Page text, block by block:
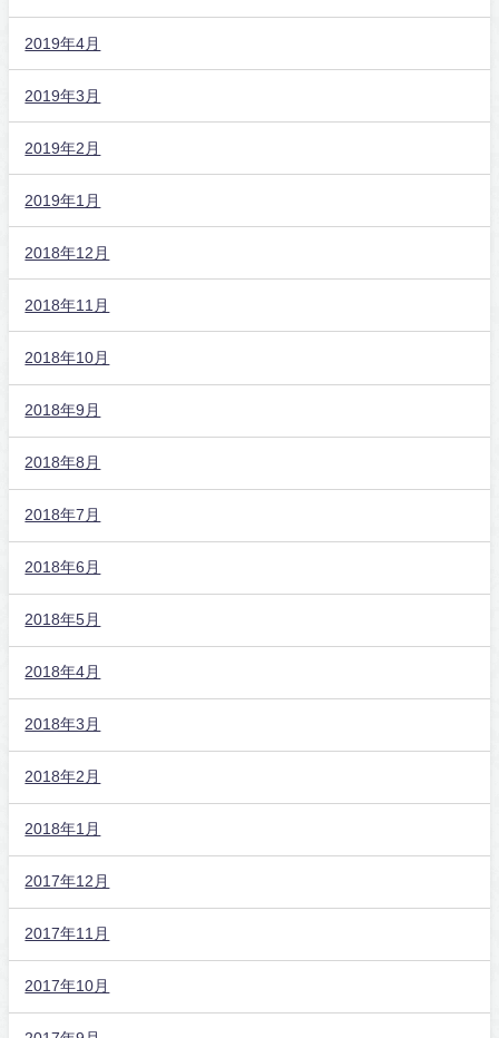
2019年4月
2019年3月
2019年2月
2019年1月
2018年12月
2018年11月
2018年10月
2018年9月
2018年8月
2018年7月
2018年6月
2018年5月
2018年4月
2018年3月
2018年2月
2018年1月
2017年12月
2017年11月
2017年10月